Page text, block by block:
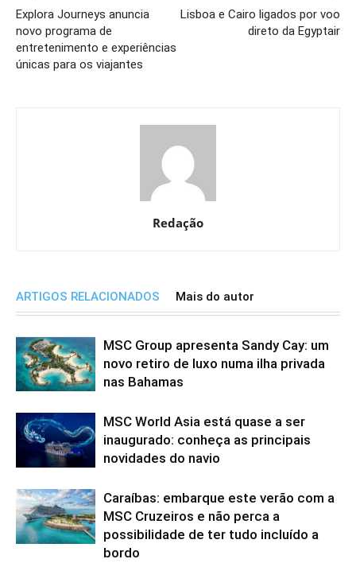
Explora Journeys anuncia
novo programa de
entretenimento e experiências
únicas para os viajantes
Lisboa e Cairo ligados por voo
direto da Egyptair
Redação
ARTIGOS RELACIONADOS Mais do autor
MSC Group apresenta Sandy Cay: um
novo retiro de luxo numa ilha privada
nas Bahamas
MSC World Asia está quase a ser
inaugurado: conheça as principais
novidades do navio
Caraíbas: embarque este verão com a
MSC Cruzeiros e não perca a
possibilidade de ter tudo incluído a
bordo